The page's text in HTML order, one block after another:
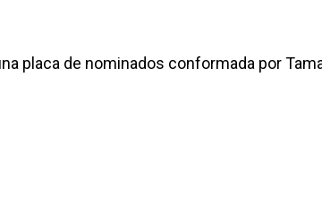
placa de nominados conformada por